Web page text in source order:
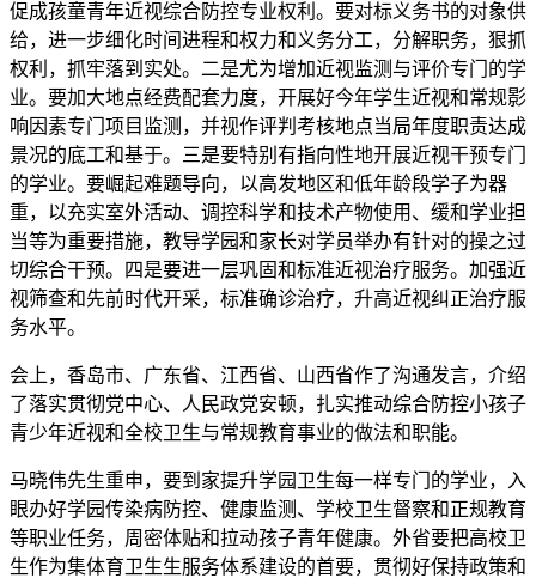
促成孩童青年近视综合防控专业权利。要对标义务书的对象供
给，进一步细化时间进程和权力和义务分工，分解职务，狠抓
权利，抓牢落到实处。二是尤为增加近视监测与评价专门的学
业。要加大地点经费配套力度，开展好今年学生近视和常规影
响因素专门项目监测，并视作评判考核地点当局年度职责达成
景况的底工和基于。三是要特别有指向性地开展近视干预专门
的学业。要崛起难题导向，以高发地区和低年龄段学子为器
重，以充实室外活动、调控科学和技术产物使用、缓和学业担
当等为重要措施，教导学园和家长对学员举办有针对的操之过
切综合干预。四是要进一层巩固和标准近视治疗服务。加强近
视筛查和先前时代开采，标准确诊治疗，升高近视纠正治疗服
务水平。
会上，香岛市、广东省、江西省、山西省作了沟通发言，介绍
了落实贯彻党中心、人民政党安顿，扎实推动综合防控小孩子
青少年近视和全校卫生与常规教育事业的做法和职能。
马晓伟先生重申，要到家提升学园卫生每一样专门的学业，入
眼办好学园传染病防控、健康监测、学校卫生督察和正规教育
等职业任务，周密体贴和拉动孩子青年健康。外省要把高校卫
生作为集体育卫生生服务体系建设的首要，贯彻好保持政策和